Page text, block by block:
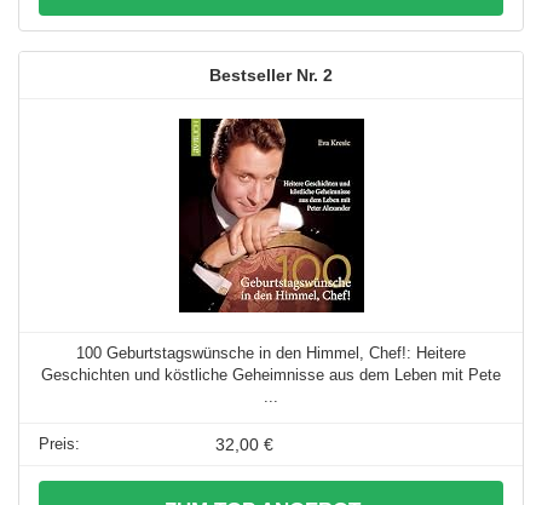
2
100 Geburtstagswünsche in den Himmel, Chef!: Heitere
Geschichten und köstliche Geheimnisse aus dem Leben mit Pete
...
32,00 €